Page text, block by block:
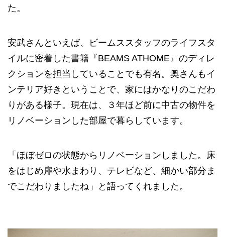
た。
安武さんといえば、ビームススタッフのライフスタ
イルに密着した書籍『BEAMS ATHOME』のディレ
クションを担当していることでも有名。奥さんもイ
ンテリア好きということで、家にはかなりのこだわ
りがある様子。現在は、３年ほど前に中古の物件を
リノベーションした部屋で暮らしています。
「ほぼゼロの状態からリノベーションしました。床
をはじめ扉や水まわり、テレビなど、細かい部分ま
でこだわりましたね」と語ってくれました。